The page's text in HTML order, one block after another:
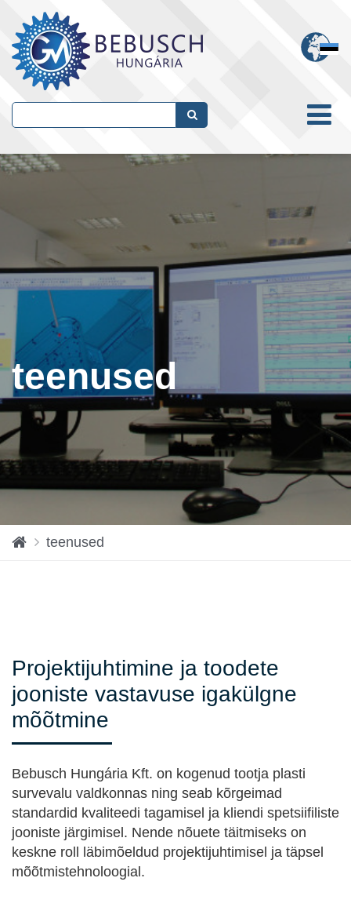
teenused
H
teenused
Projektijuhtimine ja toodete
jooniste vastavuse igakülgne
mõõtmine
Bebusch Hungária Kft. on kogenud tootja plasti
survevalu valdkonnas ning seab kõrgeimad
standardid kvaliteedi tagamisel ja kliendi spetsiifiliste
jooniste järgimisel. Nende nõuete täitmiseks on
keskne roll läbimõeldud projektijuhtimisel ja täpsel
mõõtmistehnoloogial.